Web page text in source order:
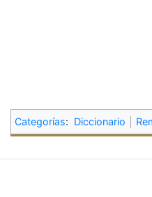
Categorías: Diccionario